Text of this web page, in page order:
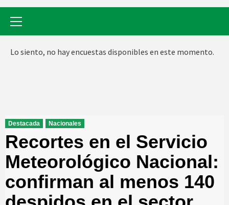
Lo siento, no hay encuestas disponibles en este momento.
Destacada Nacionales
Recortes en el Servicio
Meteorológico Nacional:
confirman al menos 140